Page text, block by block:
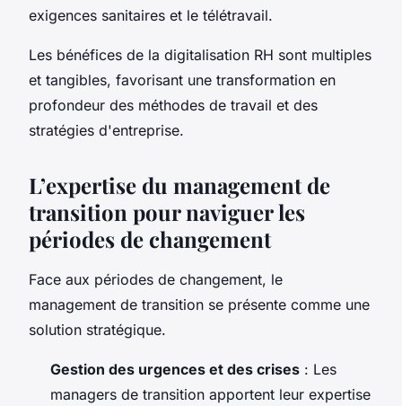
exigences sanitaires et le télétravail.
Les bénéfices de la digitalisation RH sont multiples
et tangibles, favorisant une transformation en
profondeur des méthodes de travail et des
stratégies d'entreprise.
L’expertise du management de
transition pour naviguer les
périodes de changement
Face aux périodes de changement, le
management de transition se présente comme une
solution stratégique.
Gestion des urgences et des crises : Les
managers de transition apportent leur expertise